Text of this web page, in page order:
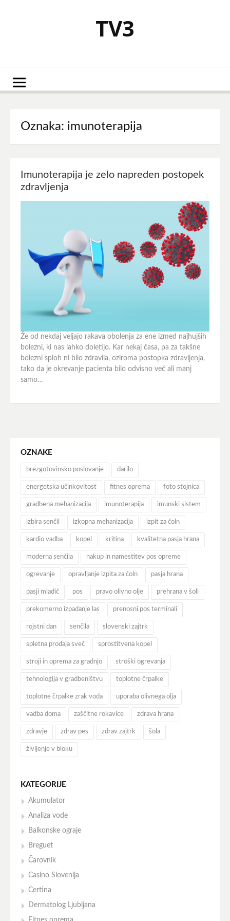
TV3
Oznaka: imunoterapija
Imunoterapija je zelo napreden postopek
zdravljenja
Že od nekdaj veljajo rakava obolenja za ene izmed najhujših
bolezni, ki nas lahko doletijo. Kar nekaj časa, pa za takšne
bolezni sploh ni bilo zdravila, oziroma postopka zdravljenja,
tako da je okrevanje pacienta bilo odvisno več ali manj
samo…
OZNAKE
brezgotovinsko poslovanje darilo
energetska učinkovitost fitnes oprema foto stojnica
gradbena mehanizacija imunoterapija imunski sistem
izbira senčil izkopna mehanizacija izpit za čoln
kardio vadba kopel kritina kvalitetna pasja hrana
moderna senčila nakup in namestitev pos opreme
ogrevanje opravljanje izpita za čoln pasja hrana
pasji mladič pos pravo olivno olje prehrana v šoli
prekomerno izpadanje las prenosni pos terminali
rojstni dan senčila slovenski zajtrk
spletna prodaja sveč sprostitvena kopel
stroji in oprema za gradnjo stroški ogrevanja
tehnologija v gradbeništvu toplotne črpalke
toplotne črpalke zrak voda uporaba olivnega olja
vadba doma zaščitne rokavice zdrava hrana
zdravje zdrav pes zdrav zajtrk šola
življenje v bloku
KATEGORIJE
Akumulator
Analiza vode
Balkonske ograje
Breguet
Čarovnik
Casino Slovenija
Certina
Dermatolog Ljubljana